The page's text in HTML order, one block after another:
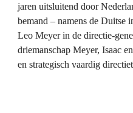
jaren uitsluitend door
bemand – namens de Duitse
Leo Meyer in de directie-
driemanschap Meyer, Isaac
en strategisch vaardig